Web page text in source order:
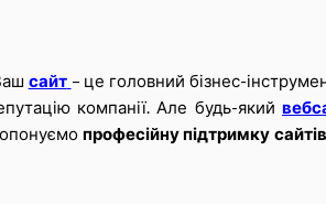
сайт – це головний бізнес-
компанії. Але будь-який
професійну підтримку